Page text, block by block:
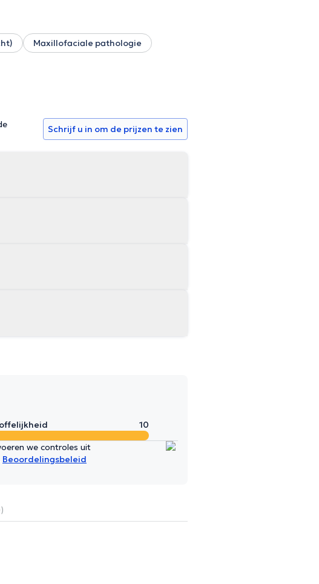
Maxillofaciale pathologie
Schrijf u in om de prijzen te zien
10
we controles uit
Beoordelingsbeleid